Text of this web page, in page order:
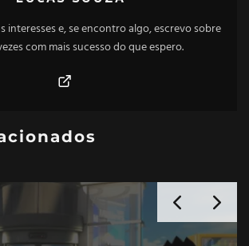
interesses e, se encontro algo, escrevo sobre
com mais sucesso do que espero.